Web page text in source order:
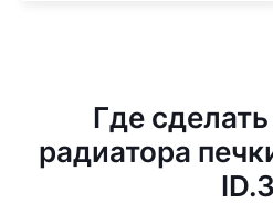
Где
радиатора
ID.3